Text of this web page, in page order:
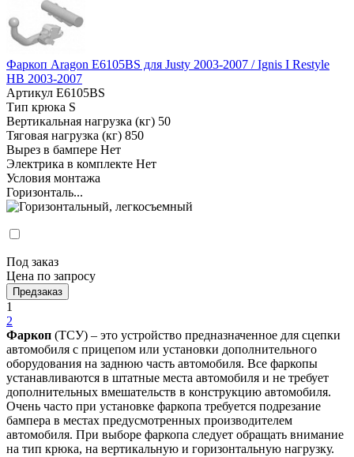
Фаркоп Aragon E6105BS для Justy 2003-2007 / Ignis I Restyle
HB 2003-2007
Артикул E6105BS
Тип крюка S
Вертикальная нагрузка (кг) 50
Тяговая нагрузка (кг) 850
Вырез в бампере Нет
Электрика в комплекте Нет
Условия монтажа
Горизонталь...
Под заказ
Цена по запросу
Предзаказ
1
2
Фаркоп (ТСУ) – это устройство предназначенное для сцепки
автомобиля с прицепом или установки дополнительного
оборудования на заднюю часть автомобиля. Все фаркопы
устанавливаются в штатные места автомобиля и не требует
дополнительных вмешательств в конструкцию автомобиля.
Очень часто при установке фаркопа требуется подрезание
бампера в местах предусмотренных производителем
автомобиля. При выборе фаркопа следует обращать внимание
на тип крюка, на вертикальную и горизонтальную нагрузку.